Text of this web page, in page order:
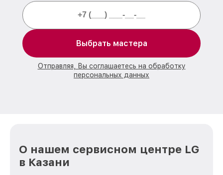
Выбрать мастера
Отправляя, Вы соглашаетесь на обработку
персональных данных
О нашем сервисном центре LG
в Казани